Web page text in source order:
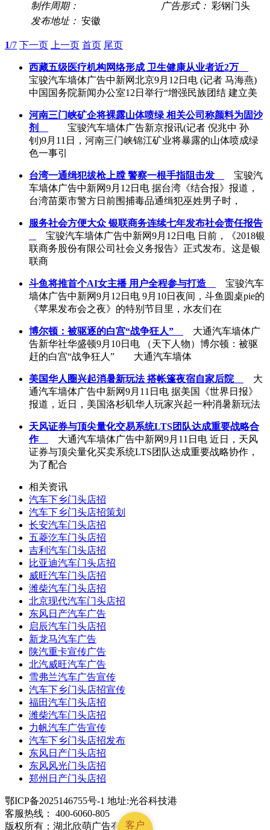
客户
制作周期：
广告形式： 彩钢门头
发布地址： 安徽
1/7 下一页 上一页 首页 尾页
西藏五级医疗机构网络形成 卫生健康从业者近2万
宝骏汽车墙体广告中新网北京9月12日电 (记者 马海燕)
中国国务院新闻办公室12日举行“增强民族团结 建立美
河南三门峡矿企将裸露山体喷绿 相关公司称颜料为固沙
剂
宝骏汽车墙体广告新京报讯(记者 倪兆中 孙
钊)9月11日，河南三门峡锦江矿业将暴露的山体喷成绿
色一事引
台湾一通缉犯拔枪上膛 警察一根手指阻击发
宝骏汽
车墙体广告中新网9月12日电 据台湾《结合报》报道，
台湾苗栗市警方日前围捕毒品通缉犯巫姓男子时，
服务社会方便大众 银联商务连续七年发布社会责任报告
宝骏汽车墙体广告中新网9月12日电 日前，《2018银
联商务股份有限公司社会义务报告》正式发布。这是银
联商
斗鱼将推首个AI女主播 用户全程参与打造
宝骏汽车
墙体广告中新网9月12日电 9月10日夜间，斗鱼圆桌pie的
《苹果发布会之夜》的特别节目里，水友们在
博尔顿：被驱逐的白宫“战争狂人”
大通汽车墙体广
告新华社华盛顿9月10日电 （天下人物）博尔顿：被驱
赶的白宫“战争狂人” 大通汽车墙体
美国华人圈兴起消暑新玩法 搭帐篷夜宿自家后院
大
通汽车墙体广告中新网9月11日电 据美国《世界日报》
报道，近日，美国洛杉矶华人玩家兴起一种消暑新玩法
天风证券与顶尖量化交易系统LTS团队达成重要战略合
作
大通汽车墙体广告中新网9月11日电 近日，天风
证券与顶尖量化买卖系统LTS团队达成重要战略协作，
为了配合
相关资讯
汽车下乡门头店招
汽车下乡门头店招策划
长安汽车门头店招
五菱汔车门头店招
吉利汽车门头店招
比亚迪汽车门头店招
威旺汽车门头店招
潍柴汽车门头店招
北京现代汽车门头店招
东风日产汽车广告
启辰汽车门头店招
新龙马汽车广告
陕汽重卡宣传广告
北汽威旺汽车广告
雪弗兰汽车广告宣传
汽车下乡门头店招宣传
福田汽车门头店招
潍柴汽车门头店招
力帆汽车广告宣传
汽车下乡门头店招发布
东风日产门头店招
东风风光门头店招
郑州日产门头店招
鄂ICP备2025146755号-1 地址:光谷科技港
客服热线： 400-6060-805
版权所有：湖北欣萌广告有限公司